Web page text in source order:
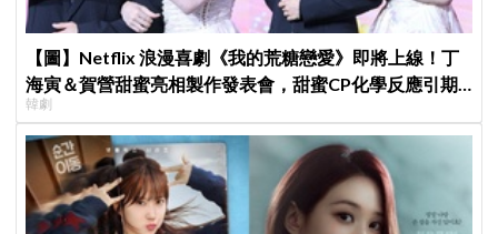
【圖】Netflix 浪漫喜劇《我的荒糖戀愛》即將上線！丁
海寅＆賀營甜蜜亮相製作發表會，甜蜜CP化學反應引期
待
韓劇